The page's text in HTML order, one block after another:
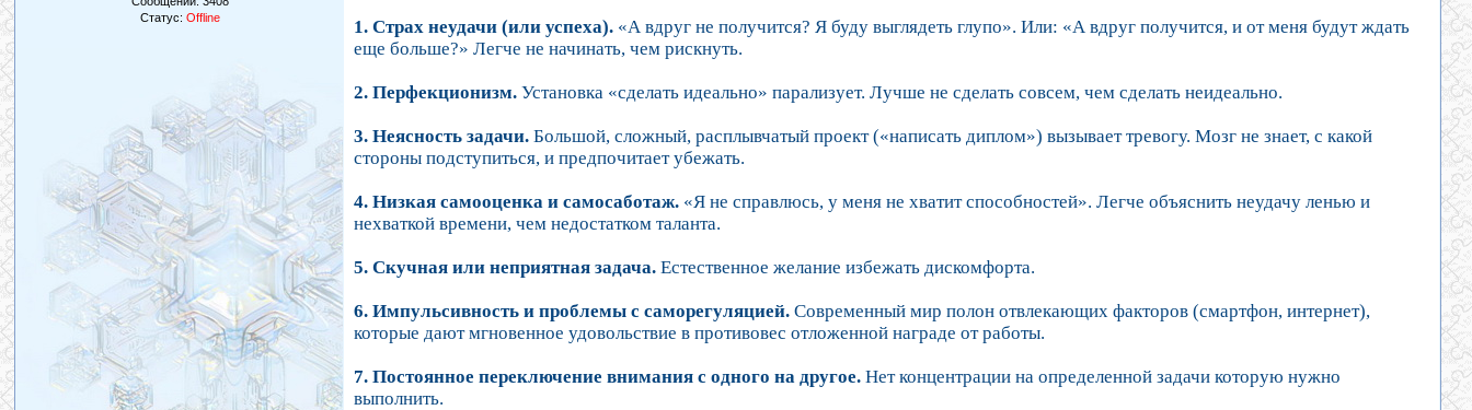
Статус: Offline 1. Страх неудачи (или успеха). «А вдруг не получится? Я буду выглядеть глупо». Или: «А вдруг получится, и от меня будут ждать
еще больше?» Легче не начинать, чем рискнуть.
2. Перфекционизм. Установка «сделать идеально» парализует. Лучше не сделать совсем, чем сделать неидеально.
3. Неясность задачи. Большой, сложный, расплывчатый проект («написать диплом») вызывает тревогу. Мозг не знает, с какой
стороны подступиться, и предпочитает убежать.
4. Низкая самооценка и самосаботаж. «Я не справлюсь, у меня не хватит способностей». Легче объяснить неудачу ленью и
нехваткой времени, чем недостатком таланта.
5. Скучная или неприятная задача. Естественное желание избежать дискомфорта.
6. Импульсивность и проблемы с саморегуляцией. Современный мир полон отвлекающих факторов (смартфон, интернет),
которые дают мгновенное удовольствие в противовес отложенной награде от работы.
7. Постоянное переключение внимания с одного на другое. Нет концентрации на определенной задачи которую нужно
выполнить.